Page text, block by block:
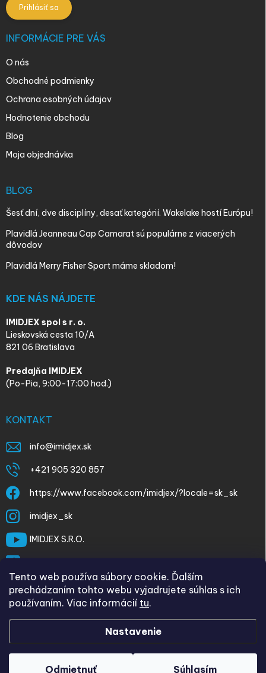
Tento web používa súbory cookie. Ďalším
prechádzaním tohto webu vyjadrujete súhlas s ich
používaním. Viac informácií tu.
Nastavenie
Odmietnuť Súhlasím
Prihlásiť sa
INFORMÁCIE PRE VÁS
O nás
Obchodné podmienky
Ochrana osobných údajov
Hodnotenie obchodu
Blog
Moja objednávka
BLOG
Šesť dní, dve disciplíny, desať kategórií. Wakelake hostí Európu!
Plavidlá Jeanneau Cap Camarat sú populárne z viacerých
dôvodov
Plavidlá Merry Fisher Sport máme skladom!
KDE NÁS NÁJDETE
IMIDJEX spol s r. o.
Lieskovská cesta 10/A
821 06 Bratislava
Predajňa IMIDJEX
(Po-Pia, 9:00-17:00 hod.)
KONTAKT
info@imidjex.sk
+421 905 320 857
https://www.facebook.com/imidjex/?locale=sk_sk
imidjex_sk
IMIDJEX S.R.O.
Copyright 2026imidjex.sk. Všetky práva vyhradené.Upraviť
nastavenie cookies